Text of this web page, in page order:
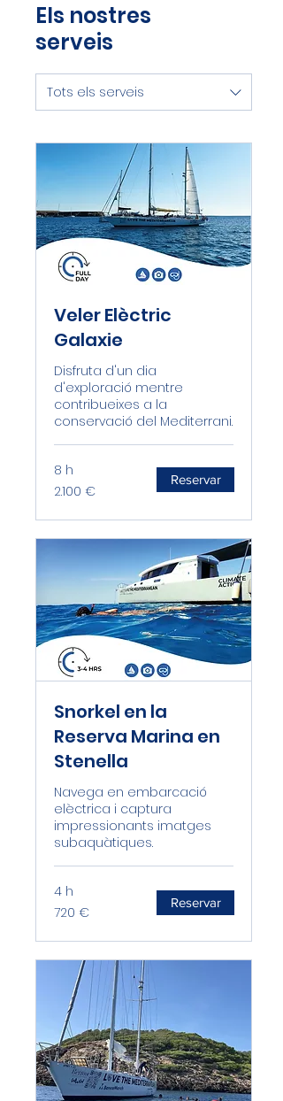
Els nostres
serveis
Tots els serveis
Veler Elèctric
Galaxie
Disfruta d'un dia
d'exploració mentre
contribueixes a la
conservació del Mediterrani.
8 h
2.100
euros
2.100 €
Snorkel en la
Reserva Marina en
Stenella
Navega en embarcació
elèctrica i captura
impressionants imatges
subaquàtiques.
4 h
720
euros
720 €
Reservar
Reservar